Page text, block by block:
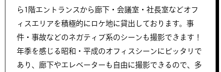
ら1階エントランスから廊下・会議室・社長室などオフ
ィスエリアを積極的にロケ地に貸出しております。事
件・事故などのネガティブ系のシーンも撮影できます！
年季を感じる昭和・平成のオフィスシーンにピッタリで
あり、廊下やエレベーターも自由に撮影できるので、多